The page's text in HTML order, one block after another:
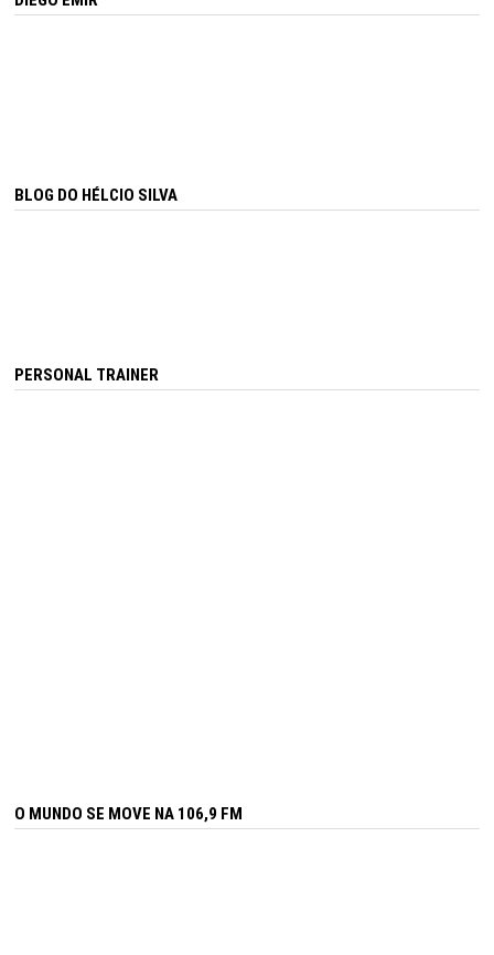
BLOG DO HÉLCIO SILVA
PERSONAL TRAINER
O MUNDO SE MOVE NA 106,9 FM